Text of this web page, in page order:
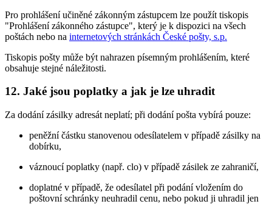
Pro prohlášení učiněné zákonným zástupcem lze použít tiskopis
"Prohlášení zákonného zástupce", který je k dispozici na všech
poštách nebo na internetových stránkách České pošty, s.p.
Tiskopis pošty může být nahrazen písemným prohlášením, které
obsahuje stejné náležitosti.
12. Jaké jsou poplatky a jak je lze uhradit
Za dodání zásilky adresát neplatí; při dodání pošta vybírá pouze:
peněžní částku stanovenou odesílatelem v případě zásilky na
dobírku,
váznoucí poplatky (např. clo) v případě zásilek ze zahraničí,
doplatné v případě, že odesílatel při podání vložením do
poštovní schránky neuhradil cenu, nebo pokud ji uhradil jen